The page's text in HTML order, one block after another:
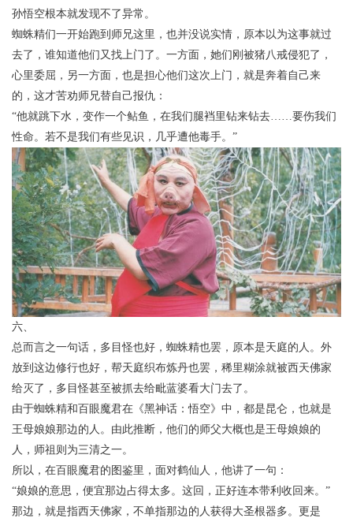
孙悟空根本就发现不了异常。
蜘蛛精们一开始跑到师兄这里，也并没说实情，原本以为这事就过
去了，谁知道他们又找上门了。一方面，她们刚被猪八戒侵犯了，
心里委屈，另一方面，也是担心他们这次上门，就是奔着自己来
的，这才苦劝师兄替自己报仇：
“他就跳下水，变作一个鲇鱼，在我们腿裆里钻来钻去……要伤我们
性命。若不是我们有些见识，几乎遭他毒手。”
六、
总而言之一句话，多目怪也好，蜘蛛精也罢，原本是天庭的人。外
放到这边修行也好，帮天庭织布炼丹也罢，稀里糊涂就被西天佛家
给灭了，多目怪甚至被抓去给毗蓝婆看大门去了。
由于蜘蛛精和百眼魔君在《黑神话：悟空》中，都是昆仑，也就是
王母娘娘那边的人。由此推断，他们的师父大概也是王母娘娘的
人，师祖则为三清之一。
所以，在百眼魔君的图鉴里，面对鹤仙人，他讲了一句：
“娘娘的意思，便宜那边占得太多。这回，正好连本带利收回来。”
那边，就是指西天佛家，不单指那边的人获得大圣根器多。更是